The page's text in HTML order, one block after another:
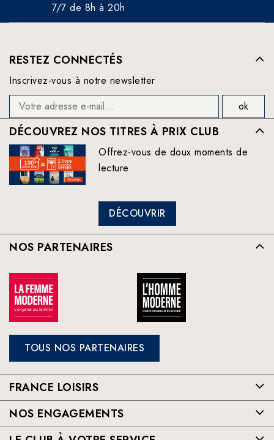
7/7 de 8h à 20h
RESTEZ CONNECTÉS
Inscrivez-vous à notre newsletter
DÉCOUVREZ NOS TITRES À PRIX CLUB
Offrez-vous de doux moments de
lecture
DÉCOUVRIR
NOS PARTENAIRES
TOUS NOS PARTENAIRES
FRANCE LOISIRS
NOS ENGAGEMENTS